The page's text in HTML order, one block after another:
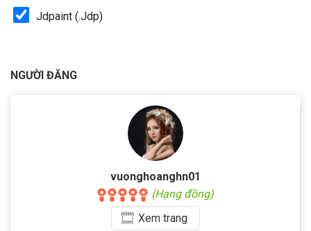
Jdpaint (.Jdp)
NGƯỜI ĐĂNG
vuonghoanghn01
(Hạng đồng)
Xemtrang